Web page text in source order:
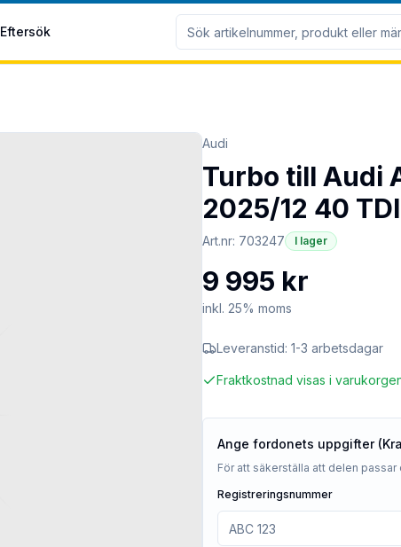
Eftersök
Audi
Turbo till Audi
2025/12 40
Art.nr: 703247 I lager
9 995 kr
inkl. 25% moms
Leveranstid: 1-3 arbetsdagar
Fraktkostnad visas i
Ange fordonets uppgifter
För att säkerställa att delen
Registreringsnummer